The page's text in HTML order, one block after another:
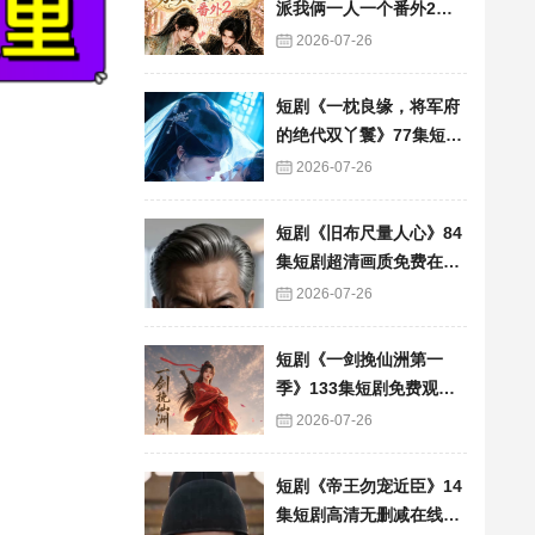
派我俩一人一个番外2》6
0集短剧高清完整版免费
2026-07-26
短剧《一枕良缘，将军府
的绝代双丫鬟》77集短剧
完整版免费畅享
2026-07-26
短剧《旧布尺量人心》84
集短剧超清画质免费在线
追 2026-07-26
短剧《一剑挽仙洲第一
季》133集短剧免费观看
完整版资源
2026-07-26
短剧《帝王勿宠近臣》14
集短剧高清无删减在线观